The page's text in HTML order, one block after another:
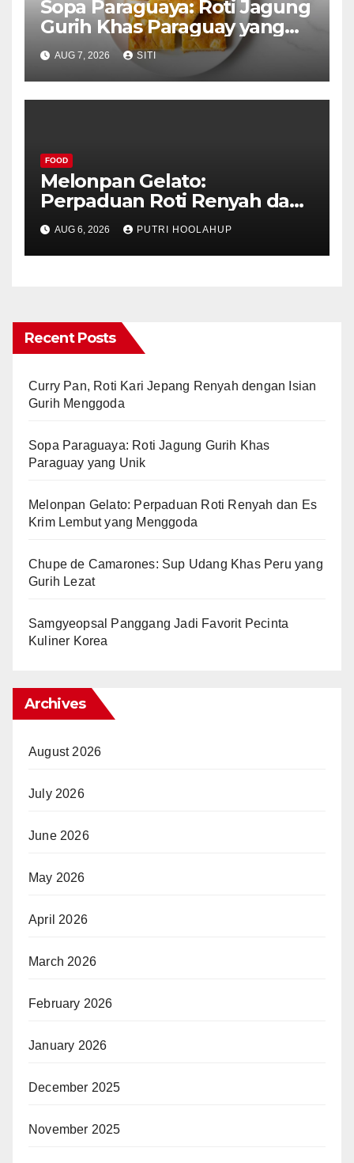
Sopa Paraguaya: Roti Jagung
Gurih Khas Paraguay yang
Unik
AUG 7, 2026 SITI
FOOD
Melonpan Gelato:
Perpaduan Roti Renyah dan
Es Krim Lembut yang
Menggoda
AUG 6, 2026 PUTRI HOOLAHUP
Recent Posts
Curry Pan, Roti Kari Jepang Renyah dengan Isian
Gurih Menggoda
Sopa Paraguaya: Roti Jagung Gurih Khas
Paraguay yang Unik
Melonpan Gelato: Perpaduan Roti Renyah dan Es
Krim Lembut yang Menggoda
Chupe de Camarones: Sup Udang Khas Peru yang
Gurih Lezat
Samgyeopsal Panggang Jadi Favorit Pecinta
Kuliner Korea
Archives
August 2026
July 2026
June 2026
May 2026
April 2026
March 2026
February 2026
January 2026
December 2025
November 2025